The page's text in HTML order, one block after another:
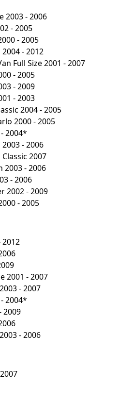
2003 - 2006
- 2005
- 2005
- 2012
Full Size 2001 - 2007
- 2005
- 2009
- 2003
2004 - 2005
2000 - 2005
2004*
- 2006
2007
2003 - 2006
- 2006
2002 - 2009
- 2005
2012
2001 - 2007
- 2007
2004*
2009
- 2006